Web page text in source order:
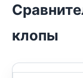
клопы